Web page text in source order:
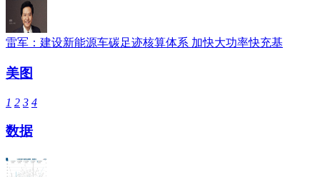
雷军：建设新能源车碳足迹核算体系 加快大功率快充基
美图
1 2 3 4
数据